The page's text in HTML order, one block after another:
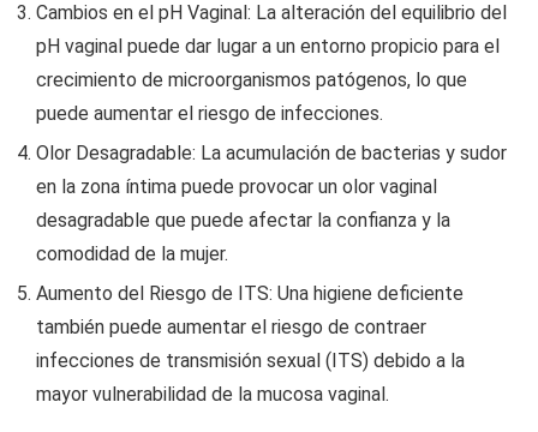
Cambios en el pH Vaginal: La alteración del equilibrio del
pH vaginal puede dar lugar a un entorno propicio para el
crecimiento de microorganismos patógenos, lo que
puede aumentar el riesgo de infecciones.
Olor Desagradable: La acumulación de bacterias y sudor
en la zona íntima puede provocar un olor vaginal
desagradable que puede afectar la confianza y la
comodidad de la mujer.
Aumento del Riesgo de ITS: Una higiene deficiente
también puede aumentar el riesgo de contraer
infecciones de transmisión sexual (ITS) debido a la
mayor vulnerabilidad de la mucosa vaginal.